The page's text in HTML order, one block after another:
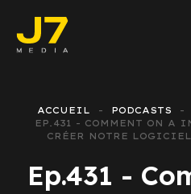
ACCUEIL PODCASTS
EP.431 - COMMENT ON A
CRÉER NOTRE
Ep.431 -